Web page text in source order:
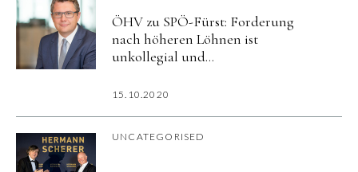
ÖHV zu SPÖ-Fürst: Forderung
nach höheren Löhnen ist
unkollegial und
15.10.2020
UNCATEGORISED